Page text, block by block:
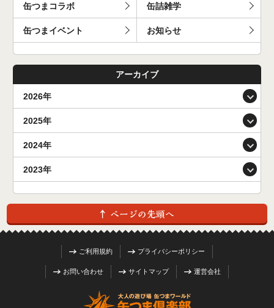
缶つまコラボ 缶詰雑学
缶つまイベント お知らせ
アーカイブ
2026年
2025年
2024年
2023年
ご利用規約 プライバシーポリシー
お問い合わせ サイトマップ 運営会社